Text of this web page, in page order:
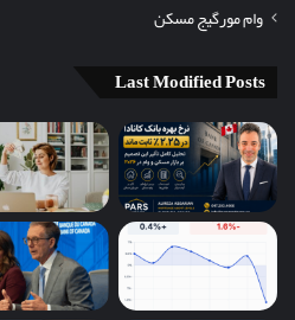
وام مورگیج مسکن
Last Modified Posts